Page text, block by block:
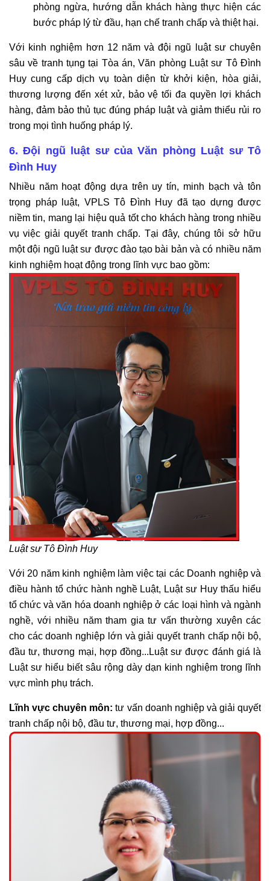
phòng ngừa, hướng dẫn khách hàng thực hiện các
bước pháp lý từ đầu, hạn chế tranh chấp và thiệt hại.
Với kinh nghiệm hơn 12 năm và đội ngũ luật sư chuyên
sâu về tranh tụng tại Tòa án, Văn phòng Luật sư Tô Đình
Huy cung cấp dịch vụ toàn diện từ khởi kiện, hòa giải,
thương lượng đến xét xử, bảo vệ tối đa quyền lợi khách
hàng, đảm bảo thủ tục đúng pháp luật và giảm thiểu rủi ro
trong mọi tình huống pháp lý.
6. Đội ngũ luật sư của Văn phòng Luật sư Tô
Đình Huy
Nhiều năm hoạt động dựa trên uy tín, minh bạch và tôn
trọng pháp luật, VPLS Tô Đình Huy đã tạo dựng được
niềm tin, mang lại hiệu quả tốt cho khách hàng trong nhiều
vụ việc giải quyết tranh chấp. Tại đây, chúng tôi sở hữu
một đội ngũ luật sư được đào tạo bài bản và có nhiều năm
kinh nghiệm hoạt động trong lĩnh vực bao gồm:
Luật sư Tô Đình Huy
Với 20 năm kinh nghiệm làm việc tại các Doanh nghiệp và
điều hành tổ chức hành nghề Luật, Luật sư Huy thấu hiểu
tổ chức và văn hóa doanh nghiệp ở các loại hình và ngành
nghề, với nhiều năm tham gia tư vấn thường xuyên các
cho các doanh nghiệp lớn và giải quyết tranh chấp nội bộ,
đầu tư, thương mại, hợp đồng...Luật sư được đánh giá là
Luật sư hiểu biết sâu rộng dày dạn kinh nghiệm trong lĩnh
vực mình phụ trách.
Lĩnh vực chuyên môn: tư vấn doanh nghiệp và giải quyết
tranh chấp nội bộ, đầu tư, thương mại, hợp đồng...